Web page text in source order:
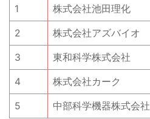
1 株式会社池田理化
2 株式会社アズバイオ
3 東和科学株式会社
4 株式会社カーク
5 中部科学機器株式会社